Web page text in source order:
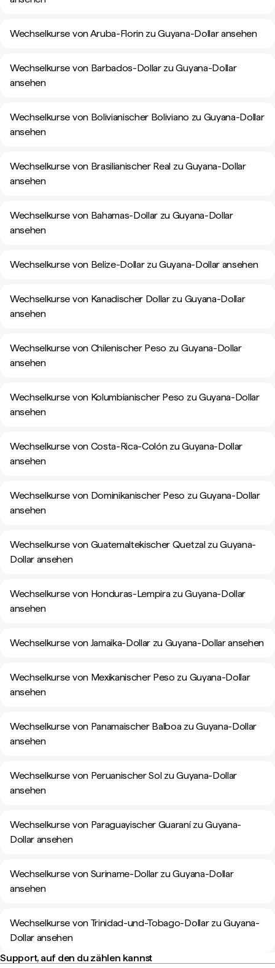
Wechselkurse von Aruba-Florin zu Guyana-Dollar ansehen
Wechselkurse von Barbados-Dollar zu Guyana-Dollar
ansehen
Wechselkurse von Bolivianischer Boliviano zu Guyana-Dollar
ansehen
Wechselkurse von Brasilianischer Real zu Guyana-Dollar
ansehen
Wechselkurse von Bahamas-Dollar zu Guyana-Dollar
ansehen
Wechselkurse von Belize-Dollar zu Guyana-Dollar ansehen
Wechselkurse von Kanadischer Dollar zu Guyana-Dollar
ansehen
Wechselkurse von Chilenischer Peso zu Guyana-Dollar
ansehen
Wechselkurse von Kolumbianischer Peso zu Guyana-Dollar
ansehen
Wechselkurse von Costa-Rica-Colón zu Guyana-Dollar
ansehen
Wechselkurse von Dominikanischer Peso zu Guyana-Dollar
ansehen
Wechselkurse von Guatemaltekischer Quetzal zu Guyana-
Dollar ansehen
Wechselkurse von Honduras-Lempira zu Guyana-Dollar
ansehen
Wechselkurse von Jamaika-Dollar zu Guyana-Dollar ansehen
Wechselkurse von Mexikanischer Peso zu Guyana-Dollar
ansehen
Wechselkurse von Panamaischer Balboa zu Guyana-Dollar
ansehen
Wechselkurse von Peruanischer Sol zu Guyana-Dollar
ansehen
Wechselkurse von Paraguayischer Guaraní zu Guyana-
Dollar ansehen
Wechselkurse von Suriname-Dollar zu Guyana-Dollar
ansehen
Wechselkurse von Trinidad-und-Tobago-Dollar zu Guyana-
Dollar ansehen
Support, auf den du zählen kannst